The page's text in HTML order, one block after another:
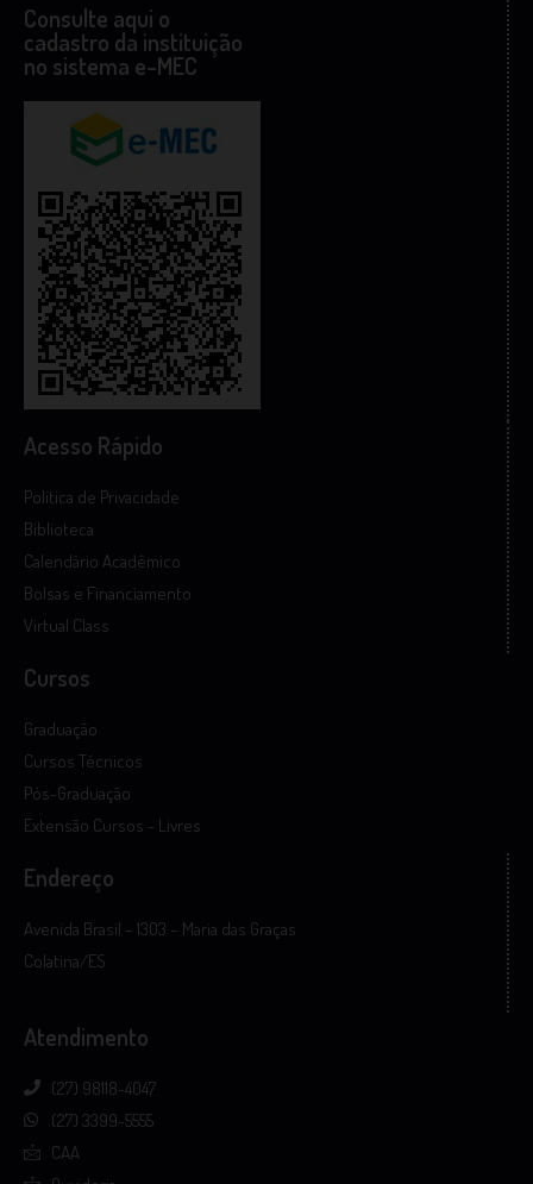
Consulte aqui o
cadastro da instituição
no sistema e-MEC
Acesso Rápido
Política de Privacidade
Biblioteca
Calendário Acadêmico
Bolsas e Financiamento
Virtual Class
Cursos
Graduação
Cursos Técnicos
Pós-Graduação
Extensão Cursos - Livres
Endereço
Avenida Brasil – 1303 – Maria das Graças
Colatina/ES
Atendimento
(27) 98118-4047
(27) 3399-5555
CAA